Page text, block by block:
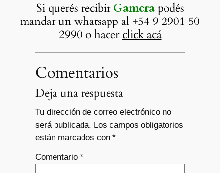
Si querés recibirGamerapodés
mandar un whatsapp al +54 9 2901 50
2990 o hacerclick acá
Comentarios
Deja una respuesta
Tu dirección de correo electrónico no
será publicada. Los campos obligatorios
están marcados con *
Comentario *